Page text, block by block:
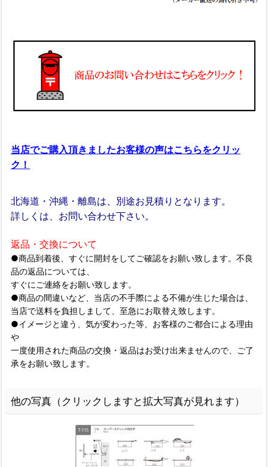
当店でご購入頂きましたお客様の声はこちらをクリッ
ク！
北海道・沖縄・離島は、別途お見積りとなります。
詳しくは、お問い合わせ下さい。
返品・交換について
●商品到着後、すぐに開封をしてご確認をお願い致します。不良
品の返品については、
すぐにご連絡をお願い致します。
●商品の間違いなど、当店の不手際による不備が生じた場合は、
当店で送料を負担しまして、至急にお取替え致します。
●イメージと違う、気が変わった等、お客様のご都合による理由
や
一度使用された商品の交換・返品はお受け出来ませんので、ご了
承をお願い致します。
他の写真（クリックしますと拡大写真が見れます）